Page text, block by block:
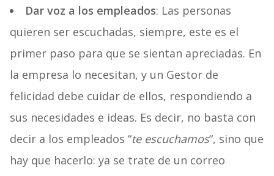
Dar voz a los empleados: Las personas
quieren ser escuchadas, siempre, este es el
primer paso para que se sientan apreciadas. En
la empresa lo necesitan, y un Gestor de
felicidad debe cuidar de ellos, respondiendo a
sus necesidades e ideas. Es decir, no basta con
decir a los empleados “te escuchamos“, sino que
hay que hacerlo: ya se trate de un correo